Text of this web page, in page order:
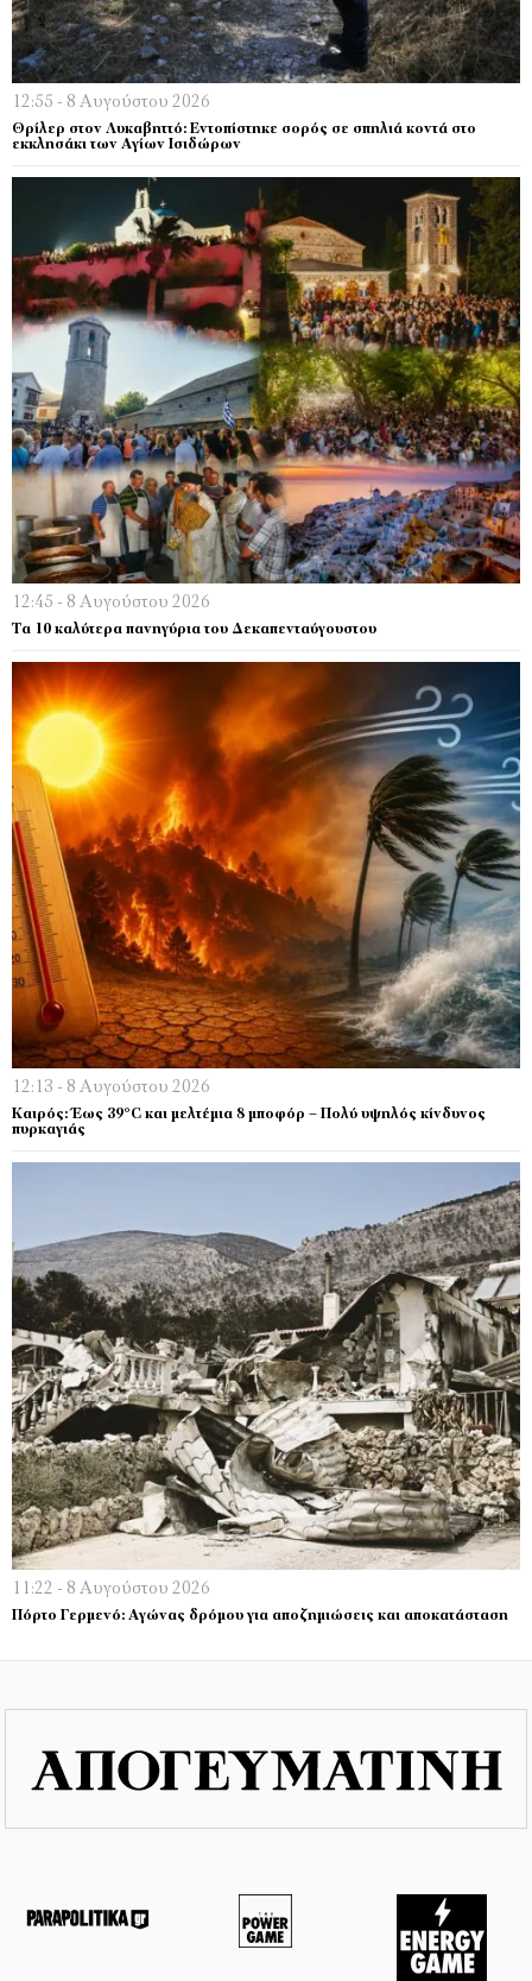
12:55 - 8 Αυγούστου 2026
Θρίλερ στον Λυκαβηττό: Εντοπίστηκε σορός σε σπηλιά κοντά στο
εκκλησάκι των Αγίων Ισιδώρων
12:45 - 8 Αυγούστου 2026
Τα 10 καλύτερα πανηγύρια του Δεκαπενταύγουστου
12:13 - 8 Αυγούστου 2026
Καιρός: Έως 39°C και μελτέμια 8 μποφόρ – Πολύ υψηλός κίνδυνος
πυρκαγιάς
11:22 - 8 Αυγούστου 2026
Πόρτο Γερμενό: Αγώνας δρόμου για αποζημιώσεις και αποκατάσταση